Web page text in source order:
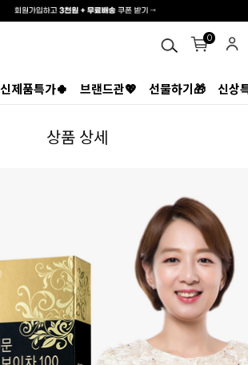
0
신제품특가🍀 브랜드관💖 선물하기🎁 신상
상품 상세